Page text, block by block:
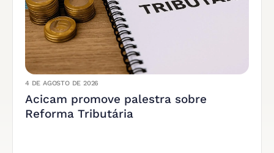
4 DE AGOSTO DE 2026
Acicam promove palestra sobre
Reforma Tributária